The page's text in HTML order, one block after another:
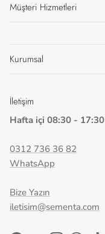
Müşteri Hizmetleri
Kurumsal
İletişim
Hafta içi 08:30 - 17:30
0312 736 36 82
WhatsApp
Bize Yazın
iletisim@sementa.com